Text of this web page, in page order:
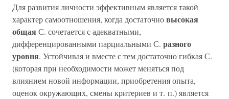
Для развития личности эффективным является такой
характер самоотношения, когда достаточновысокая
общая С. сочетается с адекватными,
дифференцированными парциальными С. разного
уровня. Устойчивая и вместе с тем достаточно гибкая С.
(которая при необходимости может меняться под
влиянием новой информации, приобретения опыта,
оценок окружающих, смены критериев и т. п.) является